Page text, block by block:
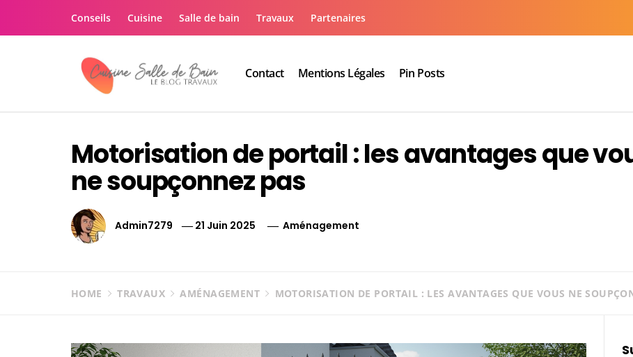
Conseils Cuisine Salle de bain Travaux Partenaires
Contact Mentions Légales Pin Posts
Motorisation de portail : les avantages que
ne soupçonnez pas
Admin7279 21 Juin 2025 Aménagement
HOME TRAVAUX AMÉNAGEMENT MOTORISATION DE PORTAIL : LES AVANTAGES QUE VOUS NE